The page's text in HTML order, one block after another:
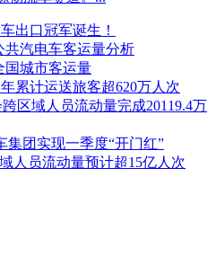
出口冠军诞生！
共汽电车客运量分析
国城市客运量
累计运送旅客超620万人次
区域人员流动量完成20119.4万
集团实现一季度“开门红”
人员流动量预计超15亿人次